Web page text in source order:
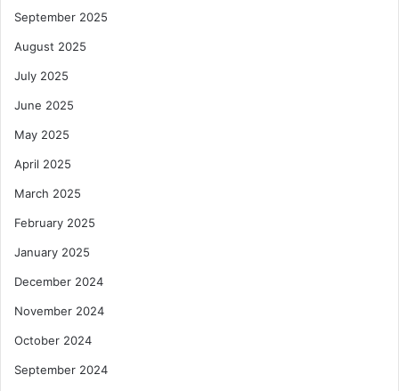
September 2025
August 2025
July 2025
June 2025
May 2025
April 2025
March 2025
February 2025
January 2025
December 2024
November 2024
October 2024
September 2024